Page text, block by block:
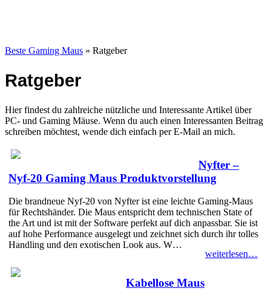
Beste Gaming Maus » Ratgeber
Ratgeber
Hier findest du zahlreiche nützliche und Interessante Artikel über
PC- und Gaming Mäuse. Wenn du auch einen Interessanten Beitrag
schreiben möchtest, wende dich einfach per E-Mail an mich.
Nyfter –
Nyf-20 Gaming Maus Produktvorstellung
Die brandneue Nyf-20 von Nyfter ist eine leichte Gaming-Maus
für Rechtshänder. Die Maus entspricht dem technischen State of
the Art und ist mit der Software perfekt auf dich anpassbar. Sie ist
auf hohe Performance ausgelegt und zeichnet sich durch ihr tolles
Handling und den exotischen Look aus. W…
weiterlesen…
Kabellose Maus